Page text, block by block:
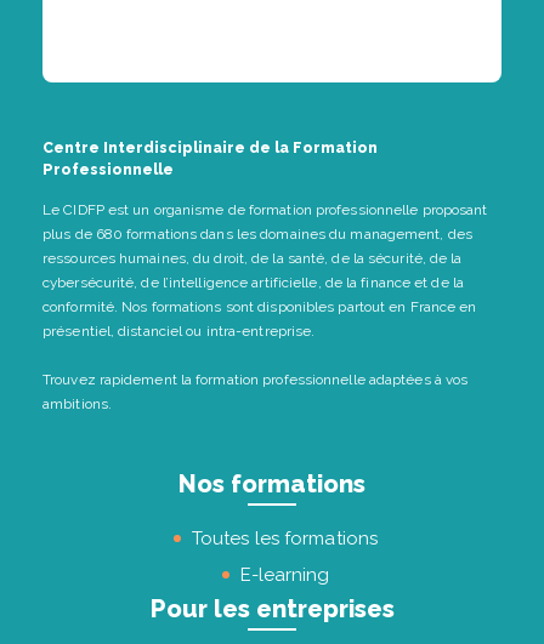
Centre Interdisciplinaire de la Formation
Professionnelle
Le CIDFP est un organisme de formation professionnelle proposant
plus de 680 formations dans les domaines du management, des
ressources humaines, du droit, de la santé, de la sécurité, de la
cybersécurité, de l’intelligence artificielle, de la finance et de la
conformité. Nos formations sont disponibles partout en France en
présentiel, distanciel ou intra-entreprise.
Trouvez rapidement la formation professionnelle adaptées à vos
ambitions.
Nos formations
Toutes les formations
E-learning
Pour les entreprises